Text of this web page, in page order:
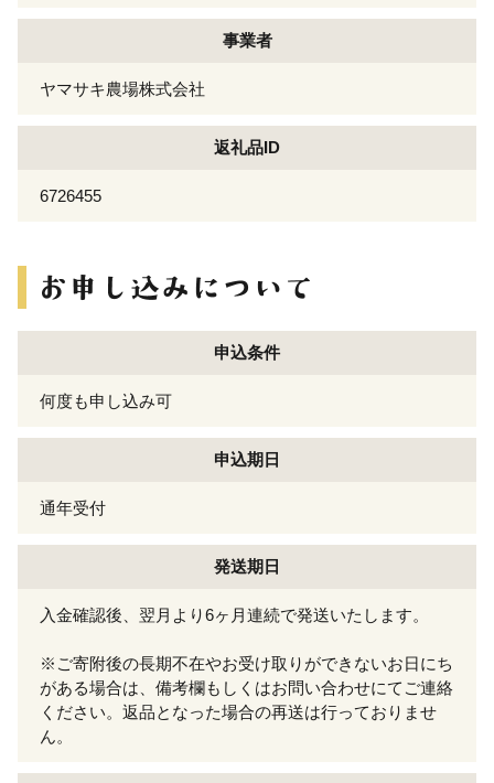
事業者
ヤマサキ農場株式会社
返礼品ID
6726455
申込条件
何度も申し込み可
申込期日
通年受付
発送期日
入金確認後、翌月より6ヶ月連続で発送いたします。
※ご寄附後の長期不在やお受け取りができないお日にち
がある場合は、備考欄もしくはお問い合わせにてご連絡
ください。返品となった場合の再送は行っておりませ
ん。